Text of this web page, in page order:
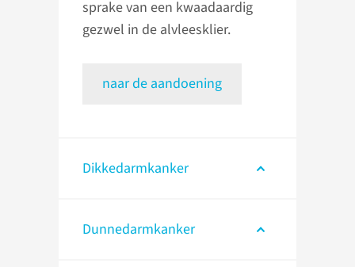
sprake van een kwaadaardig
gezwel in de alvleesklier.
naar de aandoening
Dikkedarmkanker
Dunnedarmkanker